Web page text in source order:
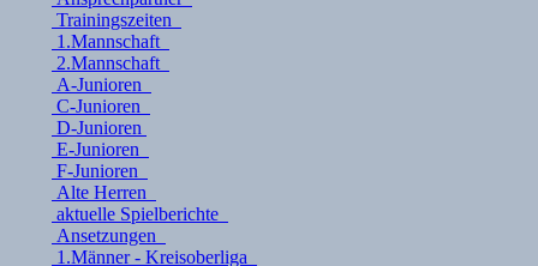
Trainingszeiten
1.Mannschaft
2.Mannschaft
A-Junioren
C-Junioren
D-Junioren
E-Junioren
F-Junioren
Alte Herren
aktuelle Spielberichte
Ansetzungen
1.Männer - Kreisoberliga